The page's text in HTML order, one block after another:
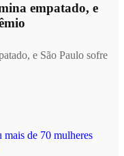
empatado, e
e São Paulo sofre